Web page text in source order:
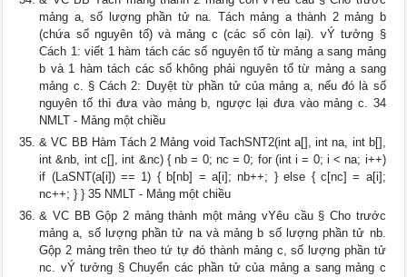
mảng a, số lượng phần tử na. Tách mảng a thành 2 mảng b
(chứa số nguyên tố) và mảng c (các số còn lại). vÝ tưởng §
Cách 1: viết 1 hàm tách các số nguyên tố từ mảng a sang mảng
b và 1 hàm tách các số không phải nguyên tố từ mảng a sang
mảng c. § Cách 2: Duyệt từ phần tử của mảng a, nếu đó là số
nguyên tố thì đưa vào mảng b, ngược lại đưa vào mảng c. 34
NMLT - Mảng một chiều
& VC BB Hàm Tách 2 Mảng void TachSNT2(int a[], int na, int b[],
int &nb, int c[], int &nc) { nb = 0; nc = 0; for (int i = 0; i < na; i++)
if (LaSNT(a[i]) == 1) { b[nb] = a[i]; nb++; } else { c[nc] = a[i];
nc++; } } 35 NMLT - Mảng một chiều
& VC BB Gộp 2 mảng thành một mảng vYêu cầu § Cho trước
mảng a, số lượng phần tử na và mảng b số lượng phần tử nb.
Gộp 2 mảng trên theo tứ tự đó thành mảng c, số lượng phần tử
nc. vÝ tưởng § Chuyển các phần tử của mảng a sang mảng c